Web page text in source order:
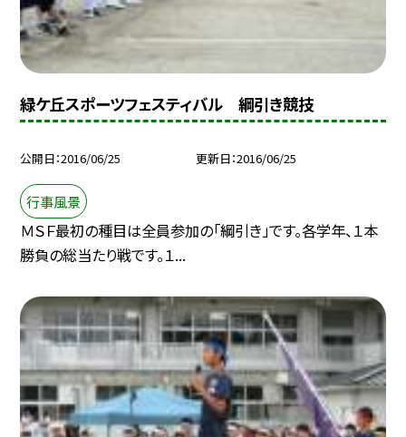
緑ケ丘スポーツフェスティバル 綱引き競技
公開日 2016/06/25 更新日 2016/06/25
行事風景
ＭＳＦ最初の種目は全員参加の「綱引き」です。各学年、１本
勝負の総当たり戦です。１...